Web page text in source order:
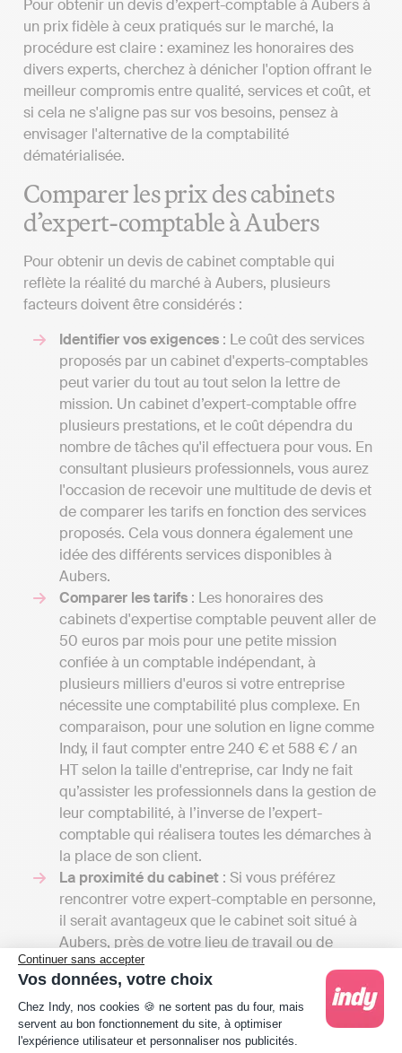
Continuer sans accepter
Vos données, votre choix
Plateforme de Gestion du Consentement :
Chez Indy, nos cookies 🍪 ne sortent pas du four, mais
servent au bon fonctionnement du site, à optimiser
l'expérience utilisateur et personnaliser nos publicités.
Pour obtenir un devis d’expert-comptable à Aubers à
un prix fidèle à ceux pratiqués sur le marché, la
procédure est claire : examinez les honoraires des
divers experts, cherchez à dénicher l'option offrant le
meilleur compromis entre qualité, services et coût, et
si cela ne s'aligne pas sur vos besoins, pensez à
envisager l'alternative de la comptabilité
dématérialisée.
Comparer les prix des cabinets
d’expert-comptable à Aubers
Pour obtenir un devis de cabinet comptable qui
reflète la réalité du marché à Aubers, plusieurs
facteurs doivent être considérés :
Identifier vos exigences : Le coût des services
proposés par un cabinet d'experts-comptables
peut varier du tout au tout selon la lettre de
mission. Un cabinet d’expert-comptable offre
plusieurs prestations, et le coût dépendra du
nombre de tâches qu'il effectuera pour vous. En
consultant plusieurs professionnels, vous aurez
l'occasion de recevoir une multitude de devis et
de comparer les tarifs en fonction des services
proposés. Cela vous donnera également une
idée des différents services disponibles à
Aubers.
Comparer les tarifs : Les honoraires des
cabinets d'expertise comptable peuvent aller de
50 euros par mois pour une petite mission
confiée à un comptable indépendant, à
plusieurs milliers d'euros si votre entreprise
nécessite une comptabilité plus complexe. En
comparaison, pour une solution en ligne comme
Indy, il faut compter entre 240 € et 588 € / an
HT selon la taille d'entreprise, car Indy ne fait
qu’assister les professionnels dans la gestion de
leur comptabilité, à l’inverse de l’expert-
comptable qui réalisera toutes les démarches à
la place de son client.
La proximité du cabinet : Si vous préférez
rencontrer votre expert-comptable en personne,
il serait avantageux que le cabinet soit situé à
Aubers, près de votre lieu de travail ou de
résidence. Cependant, il est crucial de ne pas
sacrifier la qualité du service pour la
commodité. Parfois, il peut être préférable de
demander un devis à un cabinet situé dans le